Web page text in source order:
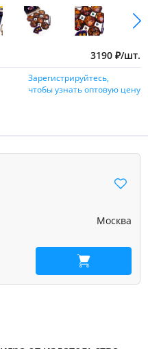
3190 ₽/шт.
Зарегистрируйтесь,
чтобы узнать оптовую цену
Москва
В корзину